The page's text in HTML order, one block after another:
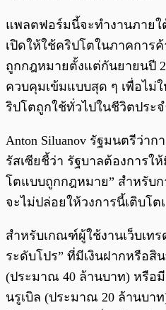
แพลตฟอร์มนี้จะทำงานภายใ
เปิดให้ใช้คริปโตในภาคการ
ถูกกฎหมายตั้งแต่กันยายนปี
ควบคุมเข้มแบบสุด ๆ เพื่อไม่
ริปโตถูกใช้ทั่วไปในชีวิตประจ
Anton Siluanov รัฐมนตรีว่าก
รัสเซียชี้ว่า รัฐบาลต้องการใ
โตแบบถูกกฎหมาย” สำหรับ
จะไม่ปล่อยให้วงการนี้เติบโ
สำหรับเกณฑ์ผู้ใช้งานเว็บเท
ระดับโปร” ที่มีเงินฝากหรือสิ
(ประมาณ 40 ล้านบาท) หรือมี
นรูเบิล (ประมาณ 20 ล้านบา